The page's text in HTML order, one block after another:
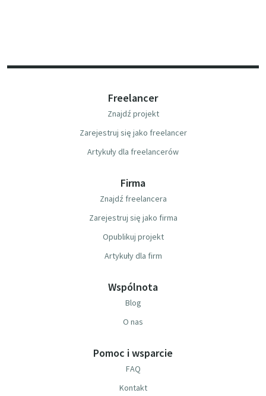
Freelancer
Znajdź projekt
Zarejestruj się jako freelancer
Artykuły dla freelancerów
Firma
Znajdź freelancera
Zarejestruj się jako firma
Opublikuj projekt
Artykuły dla firm
Wspólnota
Blog
O nas
Pomoc i wsparcie
FAQ
Kontakt